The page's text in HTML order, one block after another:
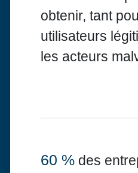
obtenir, tant
utilisateurs
les acteurs
60 % des